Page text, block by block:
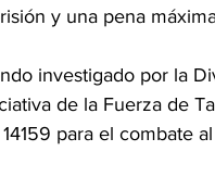
y una pena
investigado por la
de la Fuerza de
para el combate